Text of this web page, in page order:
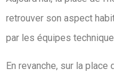
retrouver son aspect
par les équipes
En revanche, sur la place